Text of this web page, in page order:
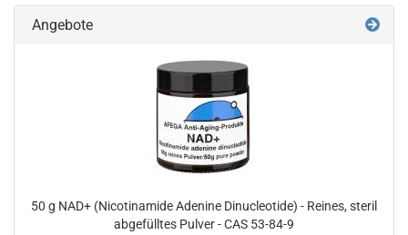
Angebote
50 g NAD+ (Nicotinamide Adenine Dinucleotide) - Reines, steril
abgefülltes Pulver - CAS 53-84-9